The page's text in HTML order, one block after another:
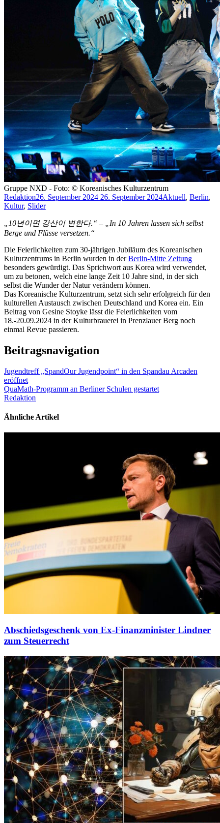
Gruppe NXD - Foto: © Koreanisches Kulturzentrum
Redaktion26. September 2024 26. September 2024Aktuell, Berlin,
Kultur, Slider
„10년이면 강산이 변한다.“ – „In 10 Jahren lassen sich selbst
Berge und Flüsse versetzen.“
Die Feierlichkeiten zum 30-jährigen Jubiläum des Koreanischen
Kulturzentrums in Berlin wurden in derBerlin-Mitte Zeitung
besonders gewürdigt. Das Sprichwort aus Korea wird verwendet,
um zu betonen, welch eine lange Zeit 10 Jahre sind, in der sich
selbst die Wunder der Natur verändern können.
Das Koreanische Kulturzentrum, setzt sich sehr erfolgreich für den
kulturellen Austausch zwischen Deutschland und Korea ein. Ein
Beitrag von Gesine Stoyke lässt die Feierlichkeiten vom
18.-20.09.2024 in der Kulturbrauerei in Prenzlauer Berg noch
einmal Revue passieren.
Beitragsnavigation
Jugendtreff „SpandOur Jugendpoint“ in den Spandau Arcaden
eröffnet
QuaMath-Programm an Berliner Schulen gestartet
Redaktion
Ähnliche Artikel
Abschiedsgeschenk von Ex-Finanzminister Lindner
zum Steuerrecht